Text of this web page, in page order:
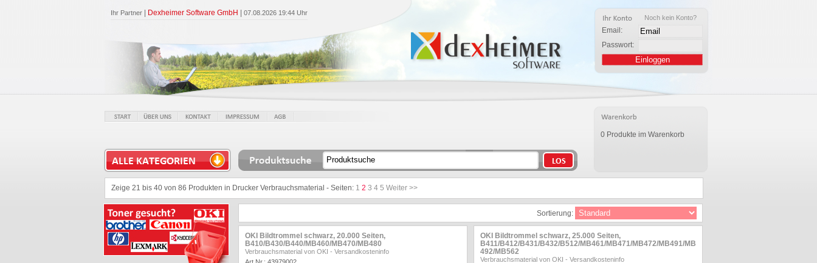
Ihr Partner Dexheimer Software GmbH 07.08.2026 19:44 Uhr
Noch kein Konto?
Email:
Passwort:
0 Produkte im Warenkorb
Zeige 21 bis 40 von 86 Produkten in Drucker Verbrauchsmaterial - Seiten: 1 2 3 4 5 Weiter >>
Sortierung:
OKI Bildtrommel schwarz, 20.000 Seiten,
B410/B430/B440/MB460/MB470/MB480
Verbrauchsmaterial von OKI - Versandkosteninfo
OKI Bildtrommel schwarz, 25.000 Seiten,
B411/B412/B431/B432/B512/MB461/MB471/MB472/MB491/MB
492/MB562
Verbrauchsmaterial von OKI - Versandkosteninfo